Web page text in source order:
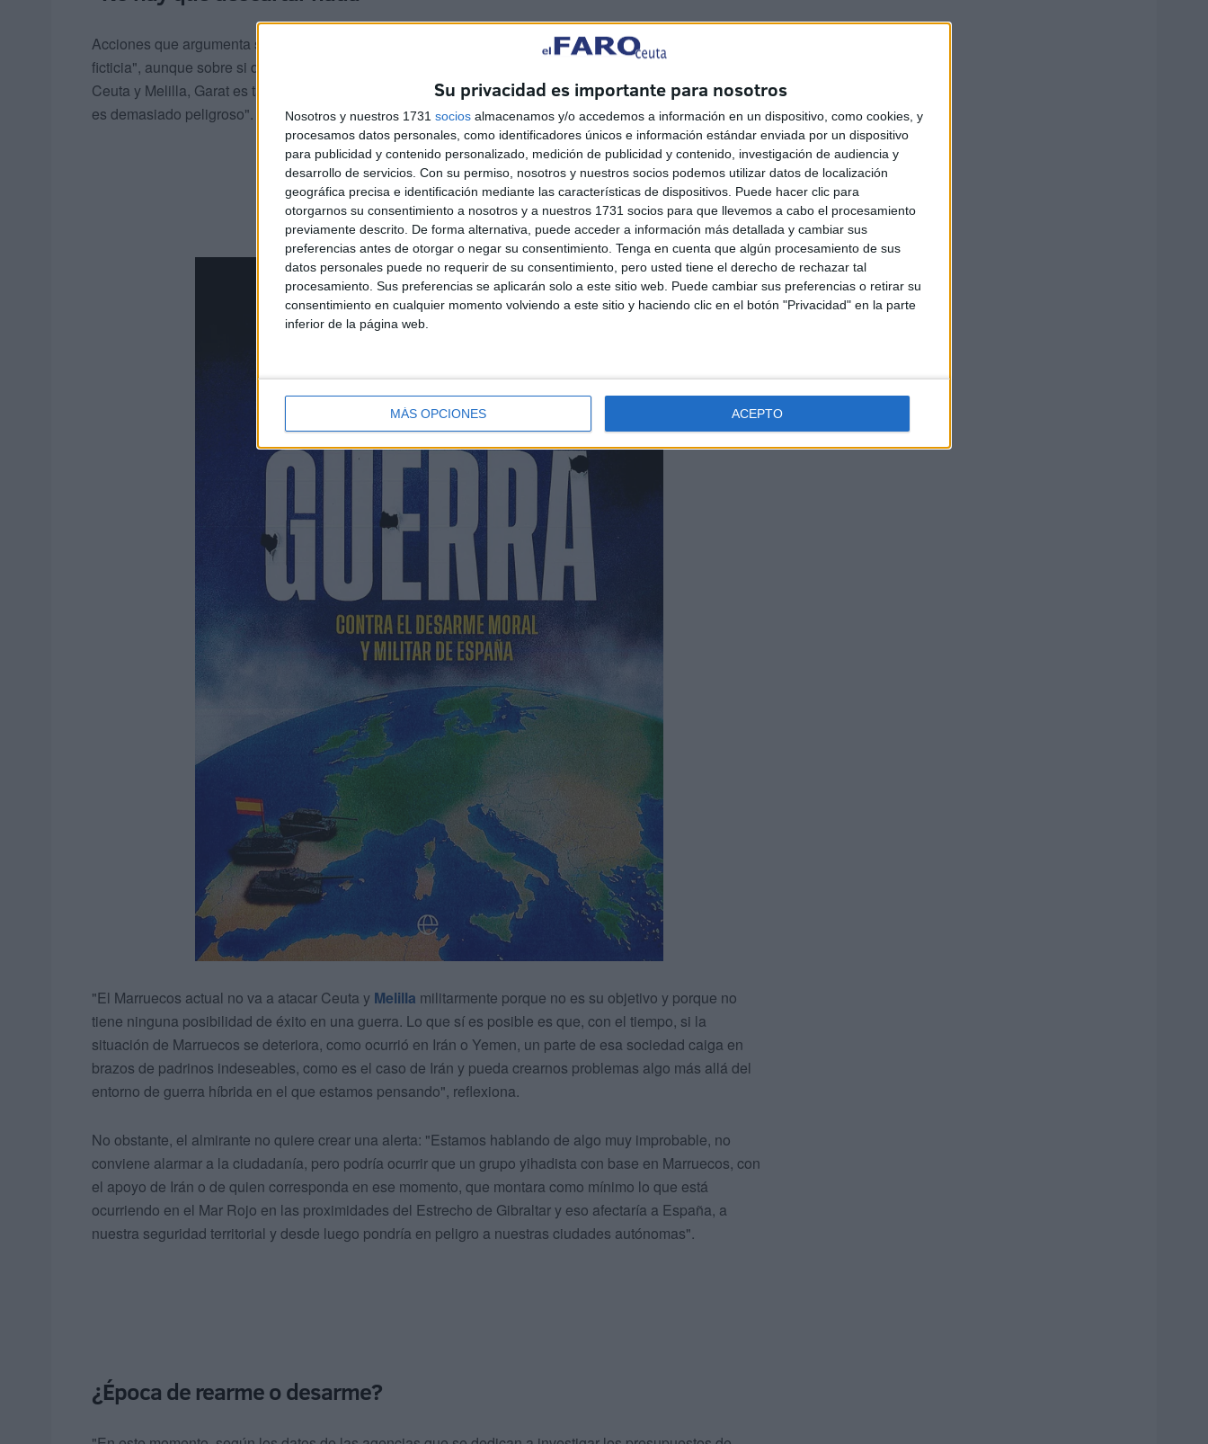
Su privacidad es importante para nosotros
Nosotros y nuestros 1731 socios almacenamos y/o accedemos a información en un dispositivo, como cookies, y
procesamos datos personales, como identificadores únicos e información estándar enviada por un dispositivo
para publicidad y contenido personalizado, medición de publicidad y contenido, investigación de audiencia y
desarrollo de servicios. Con su permiso, nosotros y nuestros socios podemos utilizar datos de localización
geográfica precisa e identificación mediante las características de dispositivos. Puede hacer clic para
otorgarnos su consentimiento a nosotros y a nuestros 1731 socios para que llevemos a cabo el procesamiento
previamente descrito. De forma alternativa, puede acceder a información más detallada y cambiar sus
preferencias antes de otorgar o negar su consentimiento. Tenga en cuenta que algún procesamiento de sus
datos personales puede no requerir de su consentimiento, pero usted tiene el derecho de rechazar tal
procesamiento. Sus preferencias se aplicarán solo a este sitio web. Puede cambiar sus preferencias o retirar su
consentimiento en cualquier momento volviendo a este sitio y haciendo clic en el botón "Privacidad" en la parte
inferior de la página web.
MÁS OPCIONES ACEPTO
Acciones que argumenta serían para "Marruecos tapar sus propias vergüenzas" y generar una "hostilidad
ficticia", aunque sobre si descarta la posibilidad de que esas hostilidades sean reales en la frontera de
Ceuta y Melilla, Garat es tajante: "No hay que descartar nada, en mi negocio no se puede descartar nada,
es demasiado peligroso".
"El Marruecos actual no va a atacar Ceuta y Melilla militarmente porque no es su objetivo y porque no
tiene ninguna posibilidad de éxito en una guerra. Lo que sí es posible es que, con el tiempo, si la
situación de Marruecos se deteriora, como ocurrió en Irán o Yemen, un parte de esa sociedad caiga en
brazos de padrinos indeseables, como es el caso de Irán y pueda crearnos problemas algo más allá del
entorno de guerra híbrida en el que estamos pensando", reflexiona.
No obstante, el almirante no quiere crear una alerta: "Estamos hablando de algo muy improbable, no
conviene alarmar a la ciudadanía, pero podría ocurrir que un grupo yihadista con base en Marruecos, con
el apoyo de Irán o de quien corresponda en ese momento, que montara como mínimo lo que está
ocurriendo en el Mar Rojo en las proximidades del Estrecho de Gibraltar y eso afectaría a España, a
nuestra seguridad territorial y desde luego pondría en peligro a nuestras ciudades autónomas".
¿Época de rearme o desarme?